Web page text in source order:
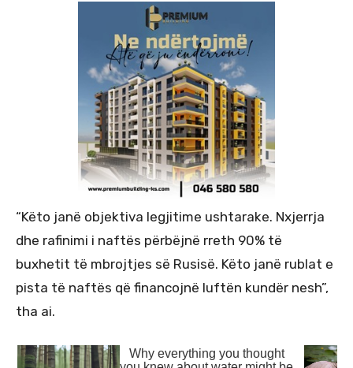
“Këto janë objektiva legjitime ushtarake. Nxjerrja
dhe rafinimi i naftës përbëjnë rreth 90% të
buxhetit të mbrojtjes së Rusisë. Këto janë rublat e
pista të naftës që financojnë luftën kundër nesh”,
tha ai.